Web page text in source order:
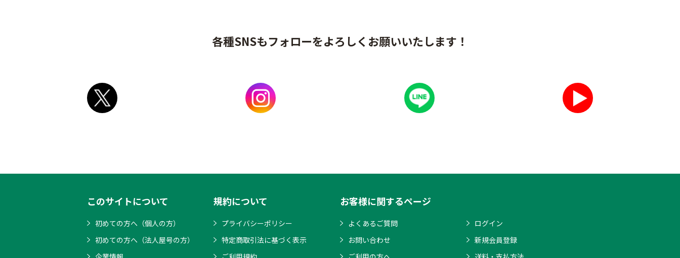
各種SNSもフォローをよろしくお願いいたします！
このサイトについて
初めての方へ（個人の方）
初めての方へ（法人屋号の方）
規約について
プライバシーポリシー
特定商取引法に基づく表示
お客様に関するページ
よくあるご質問
お問い合わせ
ログイン
新規会員登録